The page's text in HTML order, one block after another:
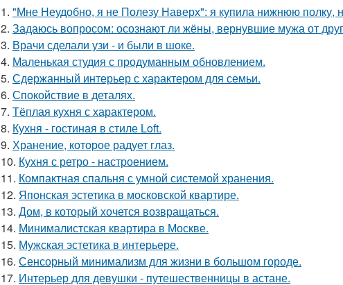
1. "Мне Неудобно, я не Полезу Наверх": я купила нижнюю полку,
2. Задаюсь вопросом: осознают ли жёны, вернувшие мужа от
3. Врачи сделали узи - и были в шоке.
4. Маленькая студия с продуманным обновлением.
5. Сдержанный интерьер с характером для семьи.
6. Спокойствие в деталях.
7. Тёплая кухня с характером.
8. Кухня - гостиная в стиле Loft.
9. Хранение, которое радует глаз.
10. Кухня с ретро - настроением.
11. Компактная спальня с умной системой хранения.
12. Японская эстетика в московской квартире.
13. Дом, в который хочется возвращаться.
14. Минималистская квартира в Москве.
15. Мужская эстетика в интерьере.
16. Сенсорный минимализм для жизни в большом городе.
17. Интерьер для девушки - путешественницы в астане.